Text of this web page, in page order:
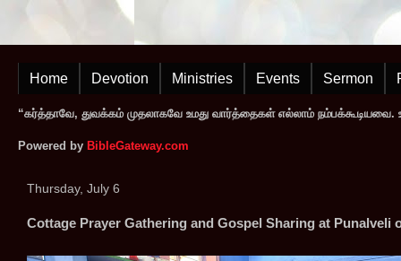
Home Devotion Ministries Events Sermon
“கர்த்தாவே, துவக்கம் முதலாகவே உமது வார்த்தைகள் எல்லாம் நம்பக்கூடியவை.
Powered by BibleGateway.com
Thursday, July 6
Cottage Prayer Gathering and Gospel Sharing at Punalveli